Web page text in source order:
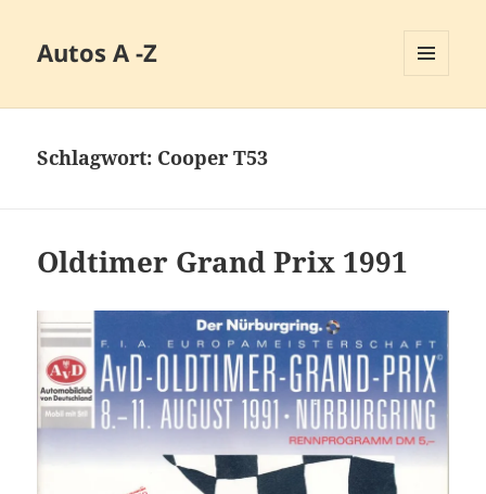
Autos A -Z
Schlagwort: Cooper T53
Oldtimer Grand Prix 1991